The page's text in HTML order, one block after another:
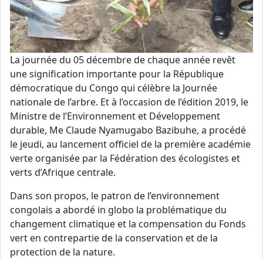
La journée du 05 décembre de chaque année revêt
une signification importante pour la République
démocratique du Congo qui célèbre la Journée
nationale de l’arbre. Et à l’occasion de l’édition 2019, le
Ministre de l’Environnement et Développement
durable, Me Claude Nyamugabo Bazibuhe, a procédé
le jeudi, au lancement officiel de la première académie
verte organisée par la Fédération des écologistes et
verts d’Afrique centrale.
Dans son propos, le patron de l’environnement
congolais a abordé in globo la problématique du
changement climatique et la compensation du Fonds
vert en contrepartie de la conservation et de la
protection de la nature.